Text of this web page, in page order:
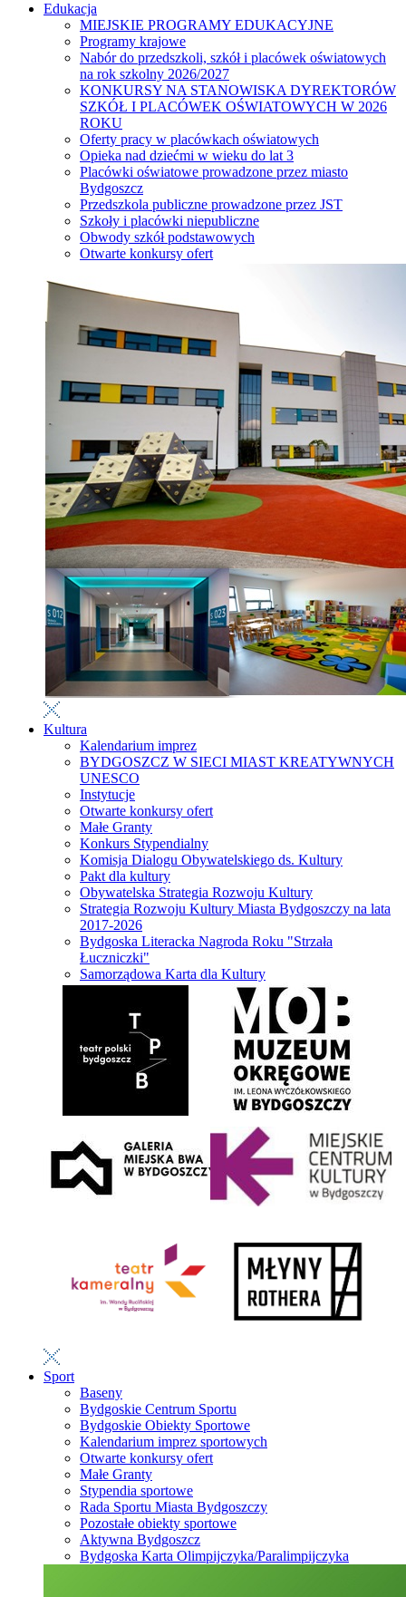
Edukacja
MIEJSKIE PROGRAMY EDUKACYJNE
Programy krajowe
Nabór do przedszkoli, szkół i placówek oświatowych
na rok szkolny 2026/2027
KONKURSY NA STANOWISKA DYREKTORÓW
SZKÓŁ I PLACÓWEK OŚWIATOWYCH W 2026
ROKU
Oferty pracy w placówkach oświatowych
Opieka nad dziećmi w wieku do lat 3
Placówki oświatowe prowadzone przez miasto
Bydgoszcz
Przedszkola publiczne prowadzone przez JST
Szkoły i placówki niepubliczne
Obwody szkół podstawowych
Otwarte konkursy ofert
Kultura
Kalendarium imprez
BYDGOSZCZ W SIECI MIAST KREATYWNYCH
UNESCO
Instytucje
Otwarte konkursy ofert
Małe Granty
Konkurs Stypendialny
Komisja Dialogu Obywatelskiego ds. Kultury
Pakt dla kultury
Obywatelska Strategia Rozwoju Kultury
Strategia Rozwoju Kultury Miasta Bydgoszczy na lata
2017-2026
Bydgoska Literacka Nagroda Roku "Strzała
Łuczniczki"
Samorządowa Karta dla Kultury
Sport
Baseny
Bydgoskie Centrum Sportu
Bydgoskie Obiekty Sportowe
Kalendarium imprez sportowych
Otwarte konkursy ofert
Małe Granty
Stypendia sportowe
Rada Sportu Miasta Bydgoszczy
Pozostałe obiekty sportowe
Aktywna Bydgoszcz
Bydgoska Karta Olimpijczyka/Paralimpijczyka